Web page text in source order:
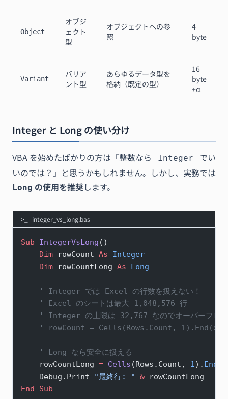
Object
オブジ
ェクト
型
オブジェクトへの参
照
4
byte
Variant
バリア
ント型
あらゆるデータ型を
格納（既定の型）
16
byte
+α
Integer と Long の使い分け
VBA を始めたばかりの方は「整数なら Integer
でい
いのでは？」と思うかもしれません。しかし、実務では
Long の使用を推奨します。
integer_vs_long.bas
Sub IntegerVsLong ()
    Dim
rowCount As Integer
    Dim
rowCountLong As Long
    ' Integer では Excel の行数を扱えない！
    ' Excel のシートは最大 1,048,576 行
' Integer の上限は 32,767 なのでオーバーフロー
' rowCount = Cells(Rows.Count,
    ' Long なら安全に扱える
    rowCountLong
= Cells (Rows.Count, 1). End
    Debug.Print
"最終行: " & rowCountLong
End Sub